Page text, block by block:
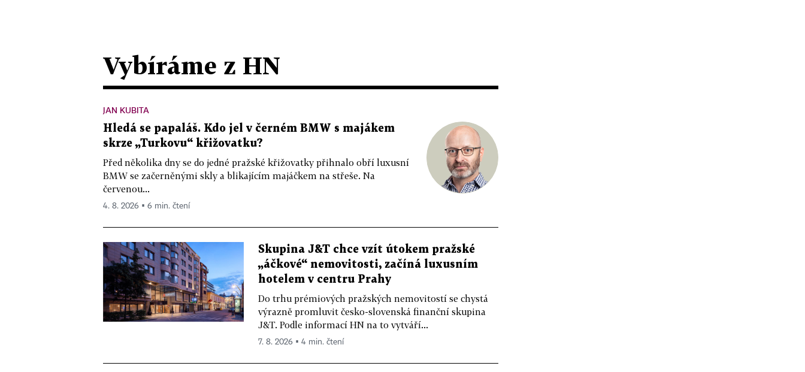
Vybíráme z HN
JAN KUBITA
Hledá se papaláš. Kdo jel v černém BMW s majákem
skrze „Turkovu“ křižovatku?
Před několika dny se do jedné pražské křižovatky přihnalo obří luxusní
BMW se začerněnými skly a blikajícím majáčkem na střeše. Na
červenou...
4. 8. 2026 ▪ 6 min. čtení
Skupina J&T chce vzít útokem pražské
„áčkové“ nemovitosti, začíná luxusním
hotelem v centru Prahy
Do trhu prémiových pražských nemovitostí se chystá
výrazně promluvit česko-slovenská finanční skupina
J&T. Podle informací HN na to vytváří...
7. 8. 2026 ▪ 4 min. čtení